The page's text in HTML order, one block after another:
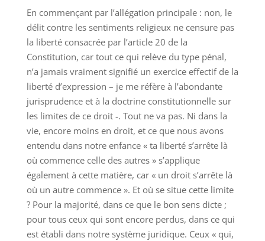
En commençant par l’allégation principale : non, le
délit contre les sentiments religieux ne censure pas
la liberté consacrée par l’article 20 de la
Constitution, car tout ce qui relève du type pénal,
n’a jamais vraiment signifié un exercice effectif de la
liberté d’expression – je me réfère à l’abondante
jurisprudence et à la doctrine constitutionnelle sur
les limites de ce droit -. Tout ne va pas. Ni dans la
vie, encore moins en droit, et ce que nous avons
entendu dans notre enfance « ta liberté s’arrête là
où commence celle des autres » s’applique
également à cette matière, car « un droit s’arrête là
où un autre commence ». Et où se situe cette limite
? Pour la majorité, dans ce que le bon sens dicte ;
pour tous ceux qui sont encore perdus, dans ce qui
est établi dans notre système juridique. Ceux « qui,